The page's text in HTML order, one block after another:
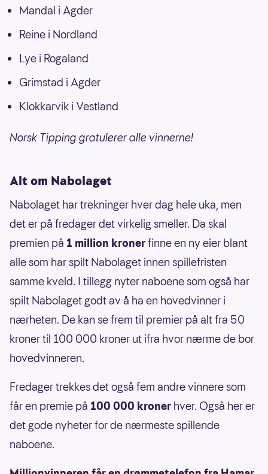
Mandal i Agder
Reine i Nordland
Lye i Rogaland
Grimstad i Agder
Klokkarvik i Vestland
Norsk Tipping gratulerer alle vinnerne!
Alt om Nabolaget
Nabolaget har trekninger hver dag hele uka, men
det er på fredager det virkelig smeller. Da skal
premien på 1 million kronerfinne en ny eier blant
alle som har spilt Nabolaget innen spillefristen
samme kveld. I tillegg nyter naboene som også har
spilt Nabolaget godt av å ha en hovedvinner i
nærheten. De kan se frem til premier på alt fra 50
kroner til 100 000 kroner ut ifra hvor nærme de bor
hovedvinneren.
Fredager trekkes det også fem andre vinnere som
får en premie på 100 000 kroner hver. Også her er
det gode nyheter for de nærmeste spillende
naboene.